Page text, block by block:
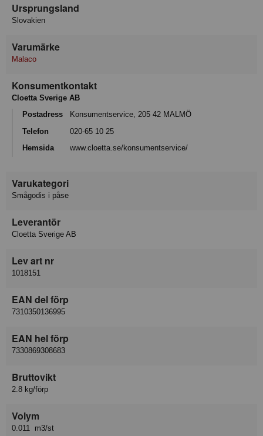
Ursprungsland
Slovakien
Varumärke
Malaco
Konsumentkontakt
Cloetta Sverige AB
Postadress
Konsumentservice, 205 42 MALMÖ
Telefon
020-65 10 25
Hemsida
www.cloetta.se/konsumentservice/
Varukategori
Smågodis i påse
Leverantör
Cloetta Sverige AB
Lev art nr
1018151
EAN del förp
7310350136995
EAN hel förp
7330869308683
Bruttovikt
2.8 kg/förp
Volym
0.011 m3/st